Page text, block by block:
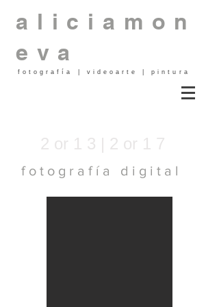
aliciamon
eva
fotografía | videoarte | pintura
2 or 1 3 | 2 or 1 7
f o t o g r a f í a d i g i t a l